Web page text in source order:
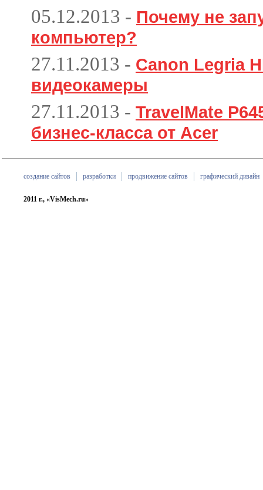
05.12.2013 - Почему не
компьютер?
27.11.2013 - Canon Legria
видеокамеры
27.11.2013 - TravelMate
бизнес-класса от Acer
создание сайтов разработки продвижение сайтов графический дизайн
2011 г., «VisMech.ru»